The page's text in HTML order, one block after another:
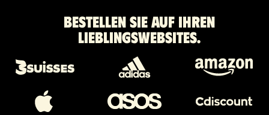
Bestellen Sie auf Ihren
Lieblingswebsites.